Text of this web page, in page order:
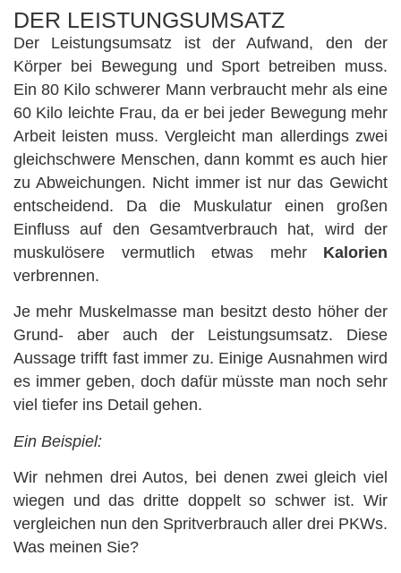
DER LEISTUNGSUMSATZ
Der Leistungsumsatz ist der Aufwand, den der
Körper bei Bewegung und Sport betreiben muss.
Ein 80 Kilo schwerer Mann verbraucht mehr als eine
60 Kilo leichte Frau, da er bei jeder Bewegung mehr
Arbeit leisten muss. Vergleicht man allerdings zwei
gleichschwere Menschen, dann kommt es auch hier
zu Abweichungen. Nicht immer ist nur das Gewicht
entscheidend. Da die Muskulatur einen großen
Einfluss auf den Gesamtverbrauch hat, wird der
muskulösere vermutlich etwas mehr Kalorien
verbrennen.
Je mehr Muskelmasse man besitzt desto höher der
Grund- aber auch der Leistungsumsatz. Diese
Aussage trifft fast immer zu. Einige Ausnahmen wird
es immer geben, doch dafür müsste man noch sehr
viel tiefer ins Detail gehen.
Ein Beispiel:
Wir nehmen drei Autos, bei denen zwei gleich viel
wiegen und das dritte doppelt so schwer ist. Wir
vergleichen nun den Spritverbrauch aller drei PKWs.
Was meinen Sie?